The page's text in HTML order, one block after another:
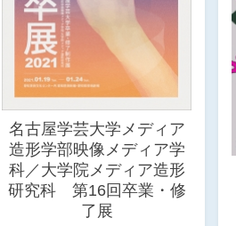
名古屋学芸大学メディア
造形学部映像メディア学
科／大学院メディア造形
研究科 第16回卒業・修
了展